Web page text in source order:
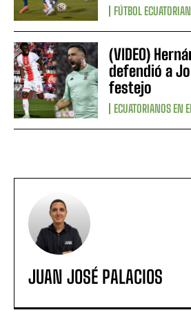
FÚTBOL
(VIDEO)
defendió a
festejo
ECUATORIANOS EN
JUAN JOSÉ PALACIOS